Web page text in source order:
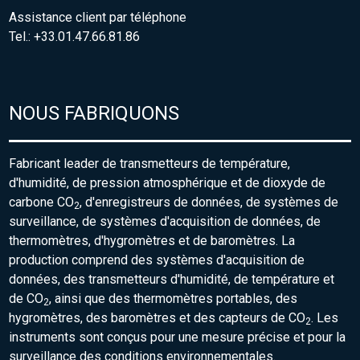
Assistance client par téléphone
Tel.: +33.01.47.66.81.86
NOUS FABRIQUONS
Fabricant leader de transmetteurs de température,
d'humidité, de pression atmosphérique et de dioxyde de
carbone CO2, d'enregistreurs de données, de systèmes de
surveillance, de systèmes d'acquisition de données, de
thermomètres, d'hygromètres et de baromètres. La
production comprend des systèmes d'acquisition de
données, des transmetteurs d'humidité, de température et
de CO2, ainsi que des thermomètres portables, des
hygromètres, des baromètres et des capteurs de CO2. Les
instruments sont conçus pour une mesure précise et pour la
surveillance des conditions environnementales.